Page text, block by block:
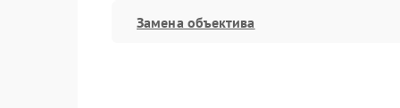
Замена объектива